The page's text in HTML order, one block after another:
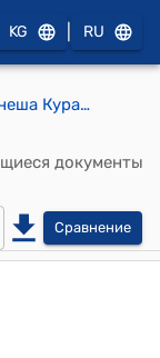
KG RU
Постановление айылного кенеша Курама от “23” января 2025 года № 5 "Об утверждении кандидатов в резерв Панфиловской ТИК"
документы
Сравнение